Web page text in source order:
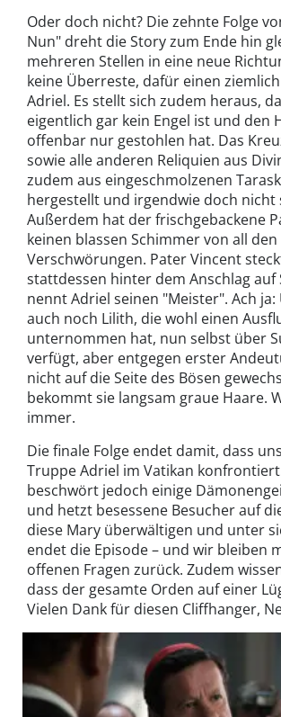
Oder doch nicht? Die zehnte Folge
Nun" dreht die Story zum Ende hin
mehreren Stellen in eine neue
keine Überreste, dafür einen
Adriel. Es stellt sich zudem heraus,
eigentlich gar kein Engel ist und den
offenbar nur gestohlen hat. Das
sowie alle anderen Reliquien aus
zudem aus eingeschmolzenen
hergestellt und irgendwie doch nicht
Außerdem hat der frischgebackene
keinen blassen Schimmer von all den
Verschwörungen. Pater Vincent
stattdessen hinter dem Anschlag auf
nennt Adriel seinen "Meister". Ach
auch noch Lilith, die wohl einen
unternommen hat, nun selbst über
verfügt, aber entgegen erster
nicht auf die Seite des Bösen
bekommt sie langsam graue Haare.
immer.
Die finale Folge endet damit, dass
Truppe Adriel im Vatikan
beschwört jedoch einige
und hetzt besessene Besucher auf
diese Mary überwältigen und unter
endet die Episode – und wir bleiben
offenen Fragen zurück. Zudem
dass der gesamte Orden auf einer
Vielen Dank für diesen Cliffhanger,